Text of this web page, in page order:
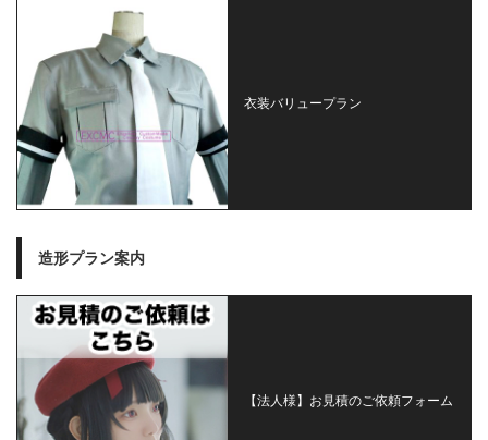
衣装バリュープラン
造形プラン案内
【法人様】お見積のご依頼フォーム